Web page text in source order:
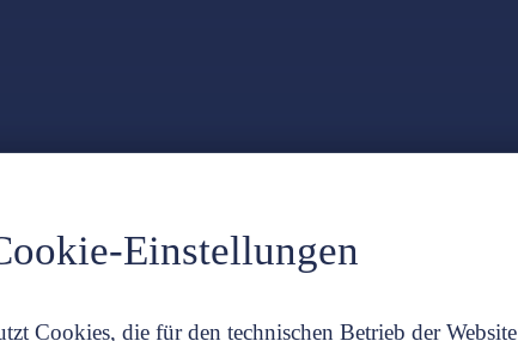
Einstellungen
Cookies, die für den technischen Betrieb der Website